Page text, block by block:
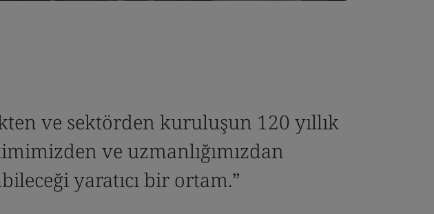
ve sektörden kuruluşun 120 yıllık
ve uzmanlığımızdan
yaratıcı bir ortam.”